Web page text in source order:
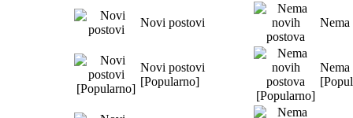
Novi postovi Nema
Novi postovi
[Popularno]
Nema